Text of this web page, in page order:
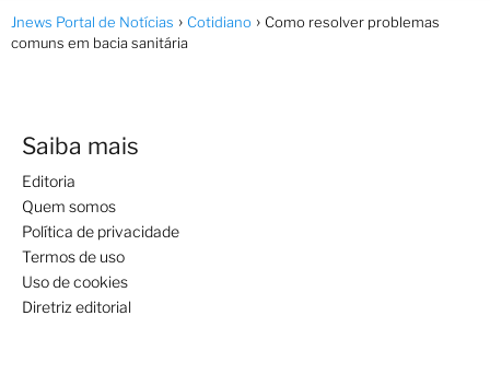
Jnews Portal de Notícias Cotidiano
Como resolver problemas
comuns em bacia sanitária
Saiba mais
Editoria
Quem somos
Política de privacidade
Termos de uso
Uso de cookies
Diretriz editorial